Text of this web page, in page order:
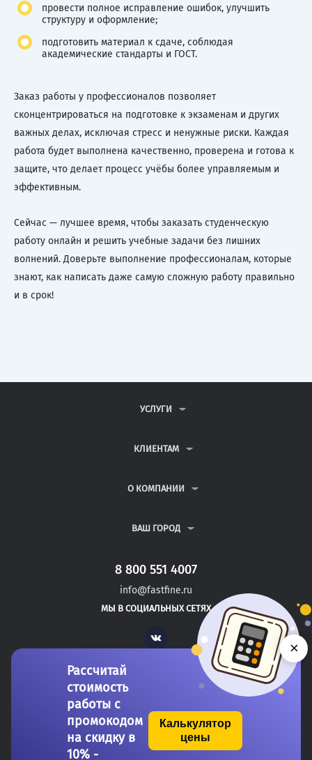
провести полное исправление ошибок, улучшить
структуру и оформление;
подготовить материал к сдаче, соблюдая
академические стандарты и ГОСТ.
Заказ работы у профессионалов позволяет
сконцентрироваться на подготовке к экзаменам и других
важных делах, исключая стресс и ненужные риски. Каждая
работа будет выполнена качественно, проверена и готова к
защите, что делает процесс учёбы более управляемым и
эффективным.
Сейчас — лучшее время, чтобы заказать студенческую
работу онлайн и решить учебные задачи без лишних
волнений. Доверьте выполнение профессионалам, которые
знают, как написать даже самую сложную работу правильно
и в срок!
УСЛУГИ
ДИПЛОМНЫЕ РАБОТЫ
РЕФЕРАТЫ
КЛИЕНТАМ
ВОПРОСЫ И ОТВЕТЫ
ПОЛИТИКА КОНФИДЕНЦИАЛЬНОСТИ
О КОМПАНИИ
КОНТАКТЫ
ВАШ ГОРОД
САНКТ-ПЕТЕРБУРГ
ГЛАЗОВ
ГОРНО-АЛТАЙСК
8 800 551 4007
info@fastfine.ru
МЫ В СОЦИАЛЬНЫХ СЕТЯХ
Vk
Copyright 2011-2026 FastFine.ru
Рассчитай
стоимость
работы с
промокодом
на скидку в
10% -
Калькулятор
цены
×